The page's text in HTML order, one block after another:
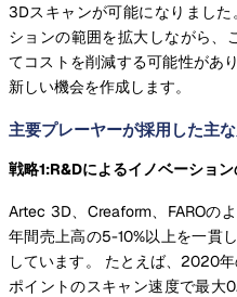
3Dスキャンが可能になりまし
ションの範囲を拡大しながら、
てコストを削減する可能性があ
新しい機会を作成します。
主要プレーヤーが採用した主
戦略1:R&Dによるイノベーショ
Artec 3D、Creaform、FAROの
年間売上高の5-10%以上を一貫
しています。 たとえば、2020
ポイントのスキャン速度で最大